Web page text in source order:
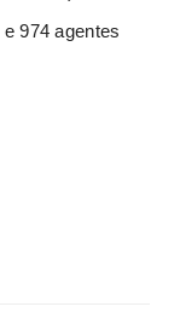
974 agentes